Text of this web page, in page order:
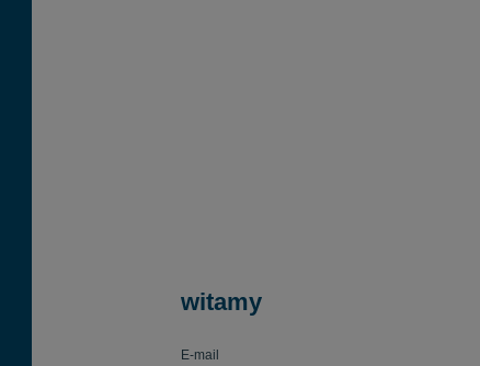
witamy
E-mail